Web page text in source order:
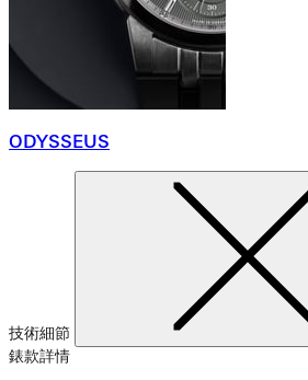
ODYSSEUS
技術細節
錶款詳情